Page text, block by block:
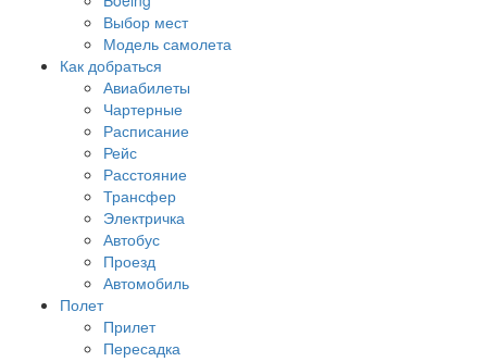
Выбор мест
Модель самолета
Как добраться
Авиабилеты
Чартерные
Расписание
Рейс
Расстояние
Трансфер
Электричка
Автобус
Проезд
Автомобиль
Полет
Прилет
Пересадка